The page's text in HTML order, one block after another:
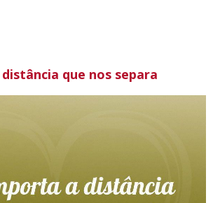
que nos separa